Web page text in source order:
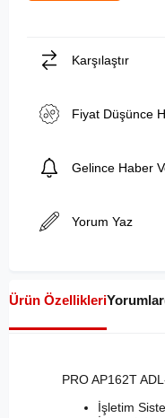
Karşılaştır
Fiyat Düşünce
Gelince Haber
Yorum Yaz
Ürün ÖzellikleriYorumlar
PRO AP162T
İşletim